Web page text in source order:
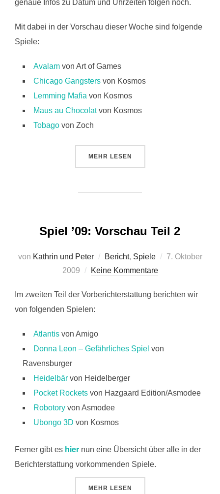
genaue Infos zu Datum und Uhrzeiten folgen noch.
Mit dabei in der Vorschau dieser Woche sind folgende
Spiele:
Avalam von Art of Games
Chicago Gangsters von Kosmos
Lemming Mafia von Kosmos
Maus au Chocolatvon Kosmos
Tobago von Zoch
MEHR ÜBER „SPIEL ’09: VORSCHAU
LESEN
Spiel ’09: Vorschau Teil 2
von Kathrin und Peter Bericht, Spiele
Veröffentlicht
7. Oktober
2009
Keine Kommentare
Im zweiten Teil der Vorberichterstattung berichten wir
von folgenden Spielen:
Atlantis von Amigo
Donna Leon – Gefährliches Spiel von
Ravensburger
Heidelbär von Heidelberger
Pocket Rockets von Hazgaard Edition/Asmodee
Robotory von Asmodee
Ubongo 3D von Kosmos
Ferner gibt es hier nun eine Übersicht über alle in der
Berichterstattung vorkommenden Spiele.
MEHR ÜBER „SPIEL ’09: VORSCHAU
LESEN